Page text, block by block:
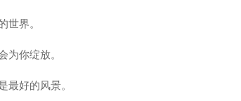
世界。
为你绽放。
最好的风景。